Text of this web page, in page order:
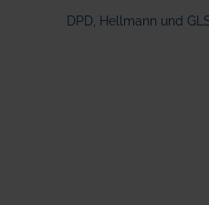
DPD, Hellmann und